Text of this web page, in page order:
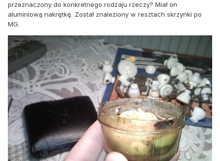
przeznaczony do konkretnego rodzaju rzeczy? Miał on
aluminiową nakrętkę. Został znaleziony w resztach skrzynki po
MG.